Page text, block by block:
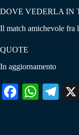
DOVE VEDERLA IN
Il match amichevole fra
QUOTE
In aggiornamento
Fa W
Te